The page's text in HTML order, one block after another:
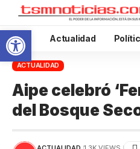
Abrir barra de herramientas
Inicio Actualidad
ACTUALIDAD
Aipe celebró
del Bosque